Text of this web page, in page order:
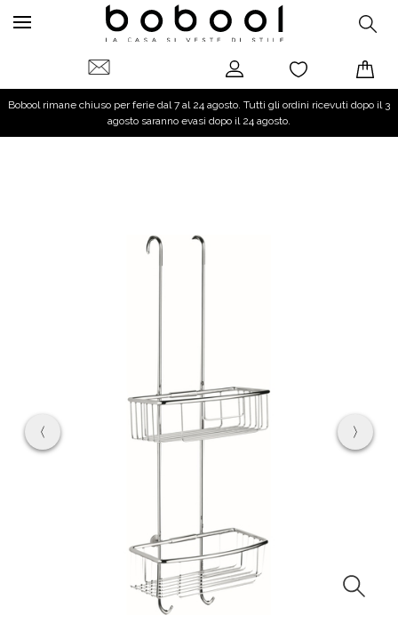
Bobool rimane chiuso per ferie dal 7 al 24 agosto. Tutti gli ordini ricevuti dopo il 3
agosto saranno evasi dopo il 24 agosto.